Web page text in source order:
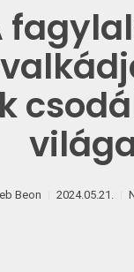
Beon 2024.05.21.